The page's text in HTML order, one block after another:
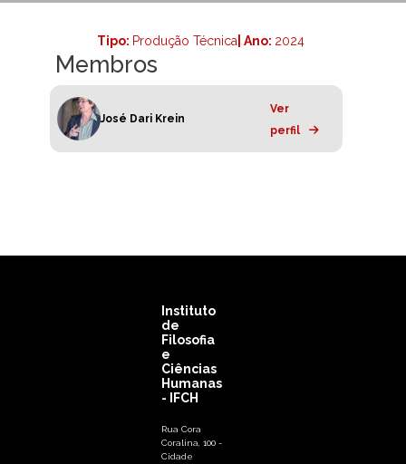
Tipo: Produção Técnica | Ano: 2024
Membros
José Dari Krein
Ver
perfil
Instituto
de
Filosofia
e
Ciências
Humanas
- IFCH
Rua Cora
Coralina, 100 -
Cidade